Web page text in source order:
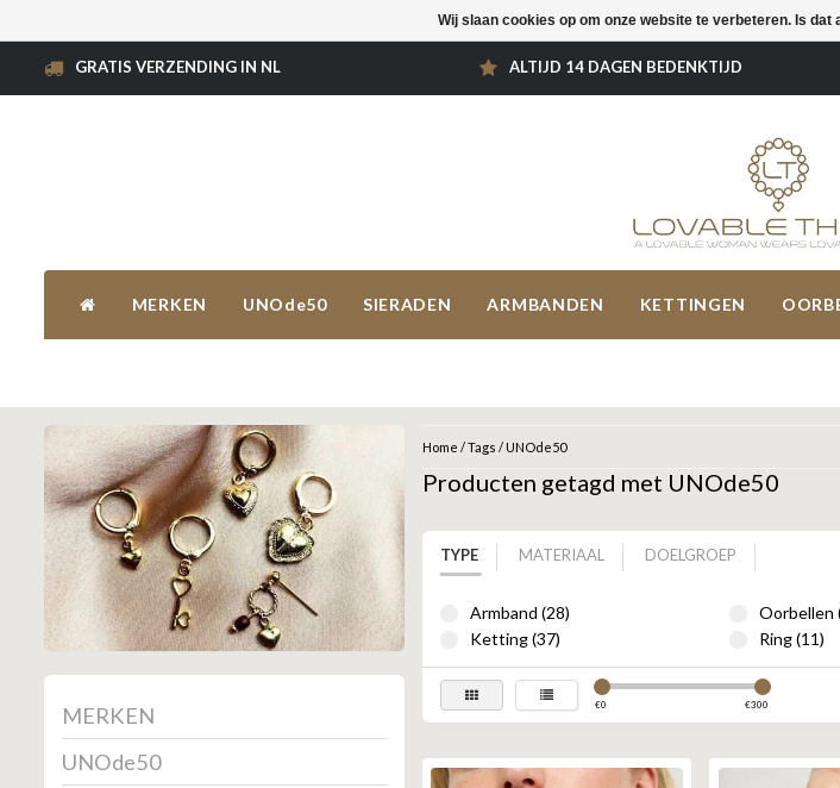
GRATIS VERZENDING IN NL ALTIJD 14 DAGEN BEDENKTIJD
MERKEN UNOde50 SIERADEN ARMBANDEN KETTINGEN
MERKEN
UNOde50
Home /Tags / UNOde50
Producten getagd met UNOde50
TYPE MATERIAAL DOELGROEP
Armband (28)
Ketting (37)
Oorbellen
Ring (11)
€0 €300
Wij slaan cookies op om onze website te verbeteren. Is dat